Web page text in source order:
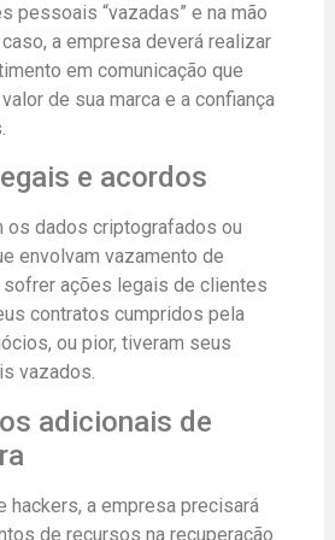
pessoais “vazadas” e na mão
a empresa deverá realizar
em comunicação que
de sua marca e a confiança
e acordos
os dados criptografados ou
envolvam vazamento de
ações legais de clientes
contratos cumpridos pela
ou pior, tiveram seus
vazados.
adicionais de
hackers, a empresa precisará
de recursos na recuperação